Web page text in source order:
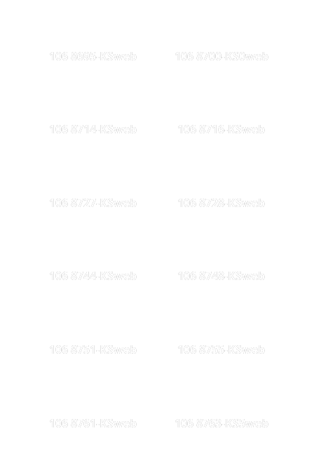
106 8695-KSweb 106 8700-KS0web
106 8714-KSweb 106 8716-KSweb
106 8727-KSweb 106 8728-KSweb
106 8744-KSweb 106 8748-KSweb
106 8751-KSweb 106 8755-KSweb
106 8761-KSweb 106 8763-KS5web